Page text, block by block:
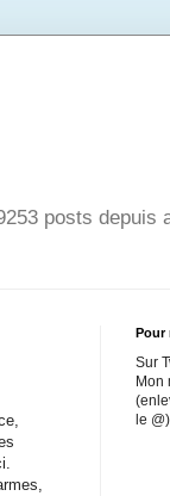
posts depuis
Pour
Sur
Mon
le @)